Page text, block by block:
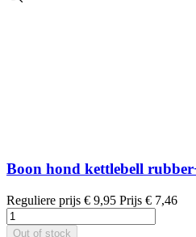
Boon hond kettlebell
Reguliere prijs € 9,95 Prijs € 7,46
Out of stock